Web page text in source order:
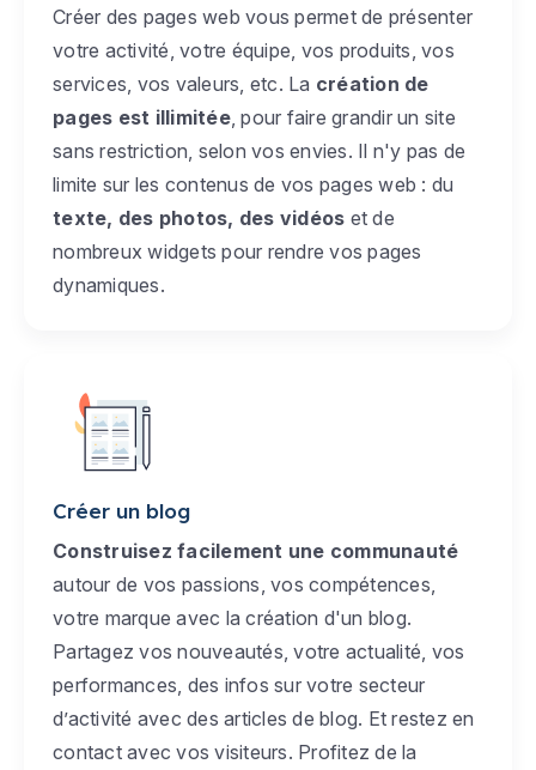
Créer des pages web vous permet de présenter
votre activité, votre équipe, vos produits, vos
services, vos valeurs, etc. La création de
pages est illimitée, pour faire grandir un site
sans restriction, selon vos envies. Il n'y pas de
limite sur les contenus de vos pages web : du
texte, des photos, des vidéos et de
nombreux widgets pour rendre vos pages
dynamiques.
Créer un blog
Construisez facilement une communauté
autour de vos passions, vos compétences,
votre marque avec la création d'un blog.
Partagez vos nouveautés, votre actualité, vos
performances, des infos sur votre secteur
d’activité avec des articles de blog. Et restez en
contact avec vos visiteurs. Profitez de la